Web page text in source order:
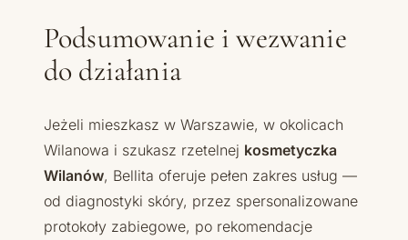
Podsumowanie i wezwanie
do działania
Jeżeli mieszkasz w Warszawie, w okolicach
Wilanowa i szukasz rzetelnej kosmetyczka
Wilanów, Bellita oferuje pełen zakres usług —
od diagnostyki skóry, przez spersonalizowane
protokoły zabiegowe, po rekomendacje